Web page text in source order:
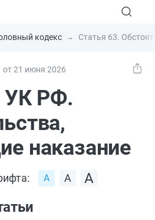
кодекс Статья 63.
от 21 июня 2026
УК РФ.
наказание